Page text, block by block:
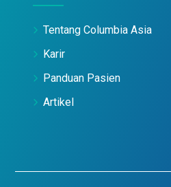
Tentang Columbia Asia
Karir
Panduan Pasien
Artikel